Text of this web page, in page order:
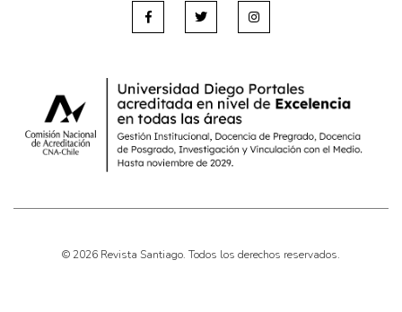
© 2026 Revista Santiago. Todos los derechos reservados.